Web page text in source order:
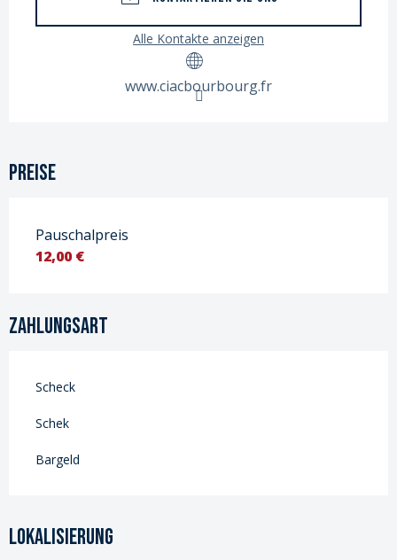
Alle Kontakte anzeigen
www.ciacbourbourg.fr
Preise
Pauschalpreis
12,00 €
Zahlungsart
Scheck
Schek
Bargeld
Lokalisierung